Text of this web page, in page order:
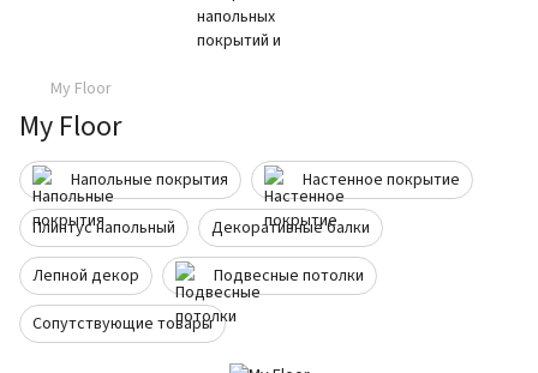
My Floor
My Floor
Напольные покрытия
Настенное покрытие
Плинтус напольный
Декоративные балки
Лепной декор
Подвесные потолки
Сопутствующие товары